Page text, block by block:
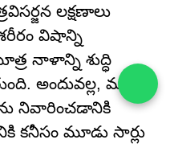
లక్షణాలు
విషాన్ని
నాళాన్ని శుద్ధి
అందువల్ల, మూత్ర
నివారించడానికి
కనీసం మూడు సార్లు